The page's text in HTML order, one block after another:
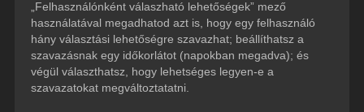
„Felhasználónként válaszható lehetőségek” mező
használatával megadhatod azt is, hogy egy felhasználó
hány választási lehetőségre szavazhat; beállíthatsz a
szavazásnak egy időkorlátot (napokban megadva); és
végül választhatsz, hogy lehetséges legyen-e a
szavazatokat megváltoztatatni.